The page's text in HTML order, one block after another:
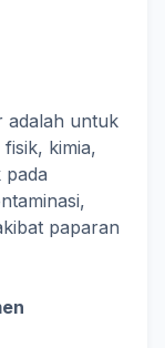
adalah untuk
kimia,
pada
paparan